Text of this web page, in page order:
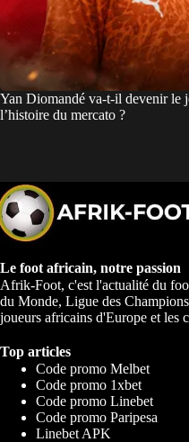
Yan Diomandé va-t-il devenir le
l’histoire du mercato ?
Le foot africain, notre passion
Afrik-Foot, c'est l'actualité du
du Monde, Ligue des
joueurs africains d'Europe et les
Top articles
Code promo Melbet
Code promo 1xbet
Code promo Linebet
Code promo Paripesa
Linebet APK